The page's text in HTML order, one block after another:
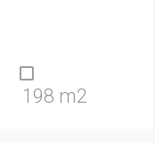
198 m2